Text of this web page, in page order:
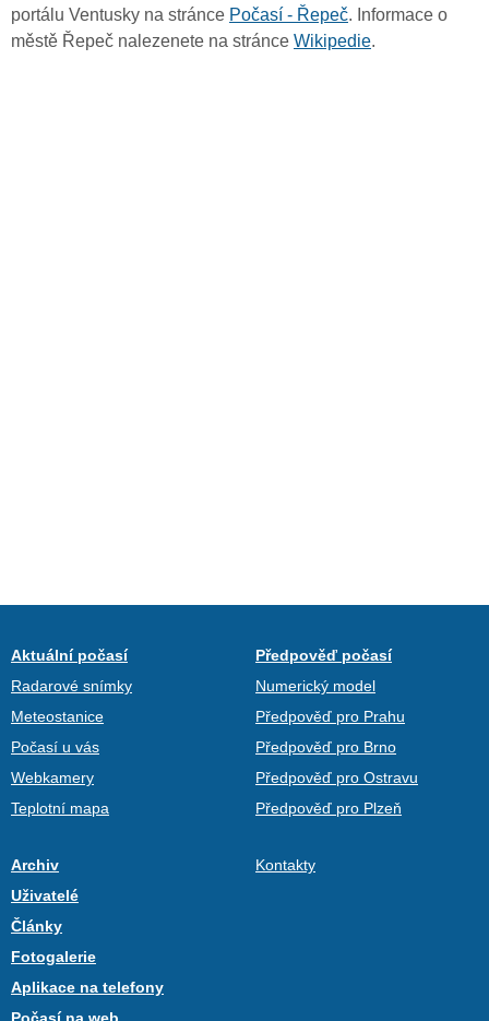
portálu Ventusky na stránce Počasí - Řepeč. Informace o
městě Řepeč nalezenete na stránce Wikipedie.
Aktuální počasí
Radarové snímky
Meteostanice
Počasí u vás
Webkamery
Teplotní mapa
Předpověď počasí
Numerický model
Předpověď pro Prahu
Předpověď pro Brno
Předpověď pro Ostravu
Předpověď pro Plzeň
Archiv
Uživatelé
Články
Fotogalerie
Aplikace na telefony
Kontakty